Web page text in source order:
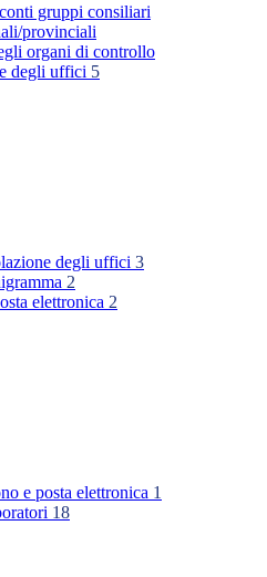
gruppi consiliari
provinciali
organi di controllo
degli uffici 5
degli uffici 3
2
elettronica 2
e posta elettronica 1
18